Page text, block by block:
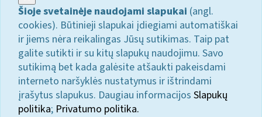
Šioje svetainėje naudojami slapukai (angl.
cookies). Būtinieji slapukai įdiegiami automatiškai
ir jiems nėra reikalingas Jūsų sutikimas. Taip pat
galite sutikti ir su kitų slapukų naudojimu. Savo
sutikimą bet kada galėsite atšaukti pakeisdami
interneto naršyklės nustatymus ir ištrindami
įrašytus slapukus. Daugiau informacijos Slapukų
politika; Privatumo politika.